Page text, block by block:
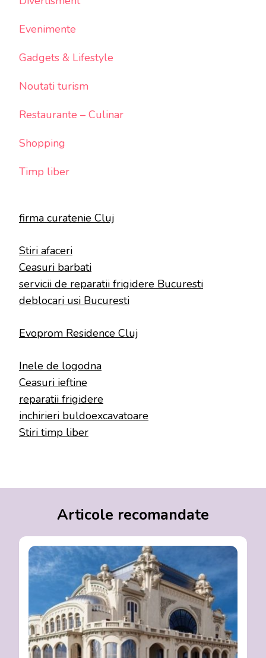
Evenimente
Gadgets & Lifestyle
Noutati turism
Restaurante – Culinar
Shopping
Timp liber
firma curatenie Cluj
Stiri afaceri
Ceasuri barbati
servicii de reparatii frigidere Bucuresti
deblocari usi Bucuresti
Evoprom Residence Cluj
Inele de logodna
Ceasuri ieftine
reparatii frigidere
inchirieri buldoexcavatoare
Stiri timp liber
Articole recomandate